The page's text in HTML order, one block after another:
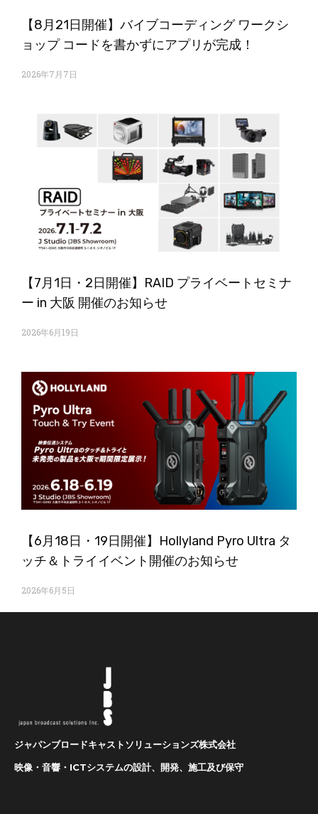
【8月21日開催】バイブコーディング ワークシ
ョップ コードを書かずにアプリが完成！
2026年7月7日
【7月1日・2日開催】RAID プライベートセミナ
ー in 大阪 開催のお知らせ
2026年6月19日
【6月18日・19日開催】Hollyland Pyro Ultra タ
ッチ＆トライイベント開催のお知らせ
2026年6月5日
ジャパンブロードキャストソリューションズ株式会社
映像・音響・ICTシステムの設計、開発、施工及び保守